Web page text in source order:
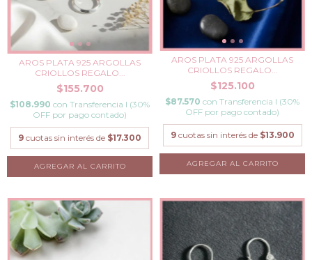
AROS PLATA 925 ARGOLLAS
CRIOLLOS REGALO...
$155.700
$108.990 con Transferencia I (30%
OFF por pago contado)
9 cuotas sin interés de $17.300
AROS PLATA 925 ARGOLLAS
CRIOLLOS REGALO...
$125.100
$87.570 con Transferencia I (30%
OFF por pago contado)
9 cuotas sin interés de $13.900